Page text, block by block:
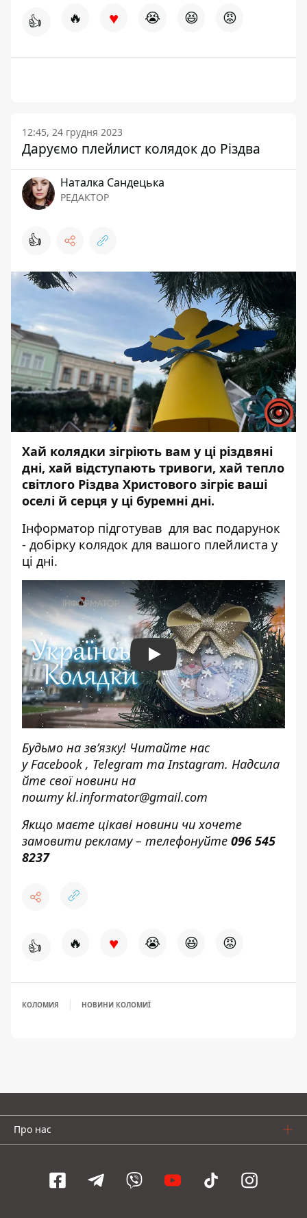
👍 🔥 ♥ 😭 😆 😡
12:45, 24 грудня 2023
Даруємо плейлист колядок до Різдва
Наталка Сандецька
РЕДАКТОР
👍
Хай колядки зігріють вам у ці різдвяні
дні, хай відступають тривоги, хай тепло
світлого Різдва Христового зігріє ваші
оселі й серця у ці буремні дні.
Інформатор підготував для вас подарунок
- добірку колядок для вашого плейлиста у
ці дні.
Play
Будьмо на зв’язку! Читайте нас
уFacebook, Telegram таInstagram. Надсила
йте свої новини на
поштуkl.informator@gmail.com
Якщо маєте цікаві новини чи хочете
замовити рекламу – телефонуйте 096 545
8237
👍 🔥 ♥ 😭 😆 😡
КОЛОМИЯ НОВИНИ КОЛОМИЇ
Про нас